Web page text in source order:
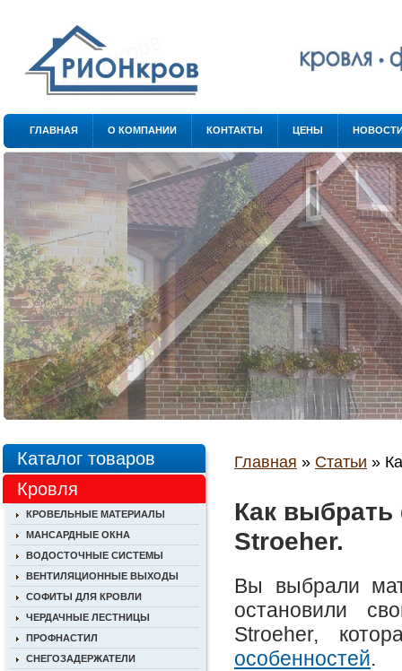
ГЛАВНАЯ О КОМПАНИИ КОНТАКТЫ ЦЕНЫ
Главная » Статьи »
Как
Stroeher.
Вы выбрали
остановили
Stroeher,
особенностей.
Каталог товаров
Кровля
КРОВЕЛЬНЫЕ МАТЕРИАЛЫ
МАНСАРДНЫЕ ОКНА
ВОДОСТОЧНЫЕ СИСТЕМЫ
ВЕНТИЛЯЦИОННЫЕ ВЫХОДЫ
СОФИТЫ ДЛЯ КРОВЛИ
ЧЕРДАЧНЫЕ ЛЕСТНИЦЫ
ПРОФНАСТИЛ
СНЕГОЗАДЕРЖАТЕЛИ